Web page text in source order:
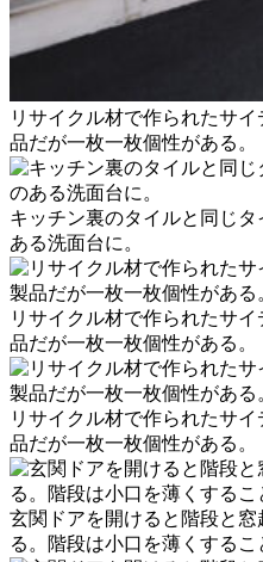
リサイクル材で作られたサ
品だが一枚一枚個性がある。
キッチン裏のタイルと同じ
ある洗面台に。
リサイクル材で作られたサ
品だが一枚一枚個性がある。
リサイクル材で作られたサ
品だが一枚一枚個性がある。
玄関ドアを開けると階段と
る。階段は小口を薄くするこ